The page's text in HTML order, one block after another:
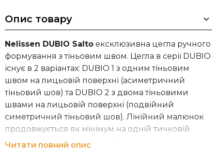
Опис товару
Nelissen DUBIO Salto ексклюзивна цегла ручного
формування з тіньовим швом. Цегла в серії DUBIO
існує в 2 варіантах: DUBIO 1 з одним тіньовим
швом на лицьовій поверхні (асиметричний
тіньовий шов) та DUBIO 2 з двома тіньовими
швами на лицьовій поверхні (подвійний
симетричний тіньовий шов). Лінійний малюнок
продовжується як мінімум на одній тичковій
поверхні цегли. Товщина тіньового шва становить
Читати повний опис